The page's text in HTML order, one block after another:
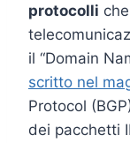
protocolli
il “Domain
scritto nel
Protocol
dei pacchetti